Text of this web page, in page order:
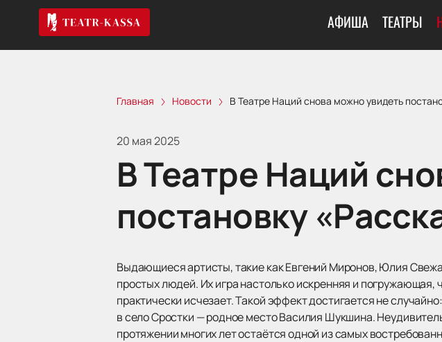
АФИША ТЕАТРЫ
Главная Новости В Театре Наций снова можно увидеть
20 мая 2025
В Театре Наций
постановку
Выдающиеся артисты, такие как Евгений Миронов, Юлия
простых людей. Их игра настолько искренняя и
практически исчезает. Такой эффект достигается не
в село Сростки — родное место Василия Шукшина.
протяжении многих лет остаётся одной из самых